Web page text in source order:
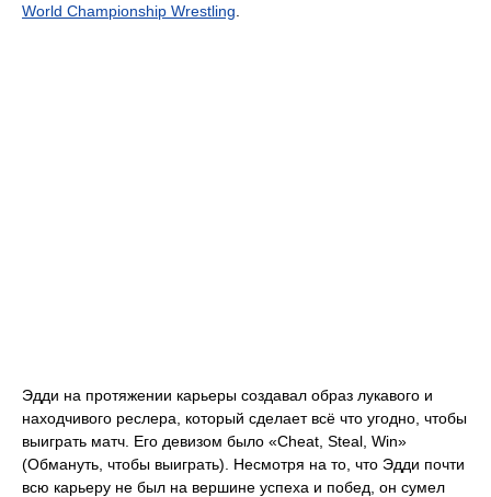
World Championship Wrestling
Эдди на протяжении карьеры создавал образ лукавого и
находчивого реслера, который сделает всё что угодно, чтобы
выиграть матч. Его девизом было «Cheat, Steal, Win»
(Обмануть, чтобы выиграть). Несмотря на то, что Эдди почти
всю карьеру не был на вершине успеха и побед, он сумел